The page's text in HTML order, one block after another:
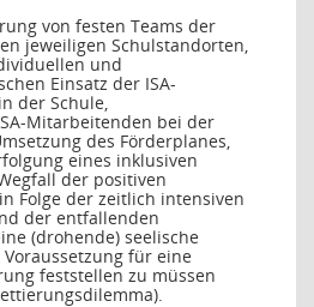
von festen Teams der
jeweiligen Schulstandorten,
und
Einsatz der ISA-
der Schule,
Mitarbeitenden bei der
des Förderplanes,
eines inklusiven
der positiven
Folge der zeitlich intensiven
der entfallenden
(drohende) seelische
für eine
feststellen zu müssen